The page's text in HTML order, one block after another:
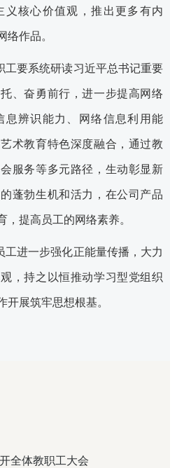
义核心价值观，推出更多有内
络作品。
要系统研读习近平总书记重要
、奋勇前行，进一步提高网络
息辨识能力、网络信息利用能
术教育特色深度融合，通过教
服务等多元路径，生动彰显新
蓬勃生机和活力，在公司产品
，提高员工的网络素养。
进一步强化正能量传播，大力
，持之以恒推动学习型党组织
开展筑牢思想根基。
全体教职工大会